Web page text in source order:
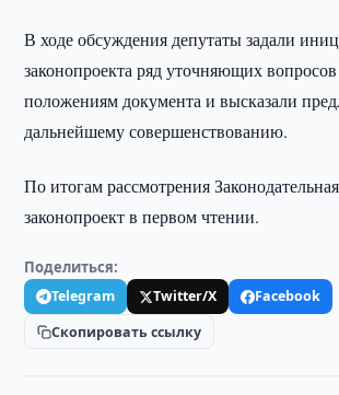
В ходе обсуждения депутаты задали
законопроекта ряд уточняющих
положениям документа и высказали
дальнейшему совершенствованию.
По итогам рассмотрения
законопроект в первом чтении.
Поделиться:
Telegram Twitter/X
Facebook
Скопировать ссылку